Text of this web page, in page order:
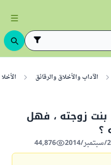
الآداب والأخلاق والرقائق
زوجته ، فهل
؟
44,876